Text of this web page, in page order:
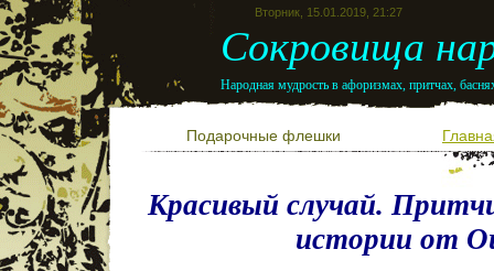
Вторник, 15.01.2019, 21:27
Сокровища
Народная мудрость в афоризмах, притчах,
Подарочные флешки
Красивый случай.
истории от